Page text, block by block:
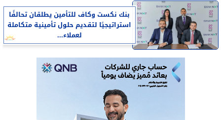
بنك نكست وكاف للتأمين يطلقان تحالفًا
استراتيجيًا لتقديم حلول تأمينية متكاملة
لعملاء...